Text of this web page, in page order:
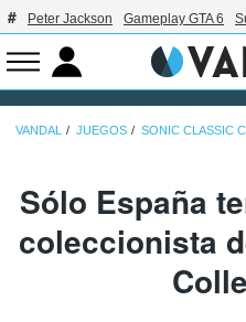
Peter Jackson Gameplay GTA 6
VANDAL JUEGOS SONIC CLASSIC
Sólo España
coleccionista